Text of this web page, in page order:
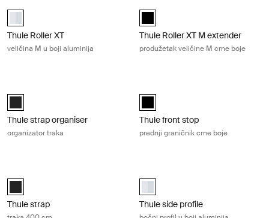
aluminium (selected)
Thule Roller XT
veličina M u boji aluminija
Thule Roller XT M extender Crna
Thule Roller XT M extender
produžetak veličine M crne boje
Black (selected)
Thule strap organiser
organizator traka
Thule front stop Crna (selected)
Thule front stop
prednji graničnik crne boje
Black (selected)
Thule strap
Thule side profile Aluminij
Thule side profile